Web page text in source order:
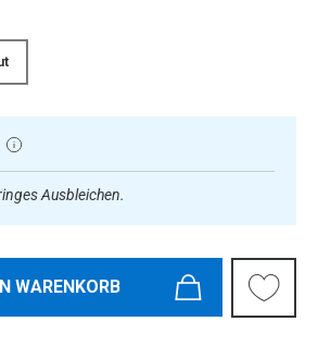
Ausbleichen.
WARENKORB